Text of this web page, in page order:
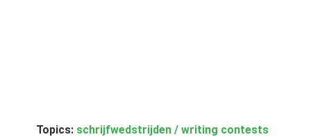
Topics: schrijfwedstrijden / writing contests